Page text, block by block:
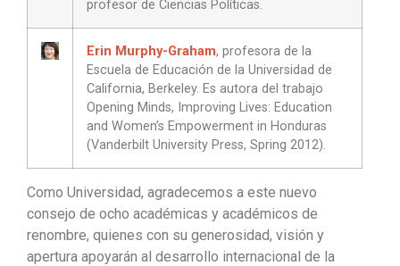
profesor de Ciencias Políticas.
Erin Murphy-Graham, profesora de la
Escuela de Educación de la Universidad de
California, Berkeley. Es autora del trabajo
Opening Minds, Improving Lives: Education
and Women’s Empowerment in Honduras
(Vanderbilt University Press, Spring 2012).
Como Universidad, agradecemos a este nuevo
consejo de ocho académicas y académicos de
renombre, quienes con su generosidad, visión y
apertura apoyarán al desarrollo internacional de la